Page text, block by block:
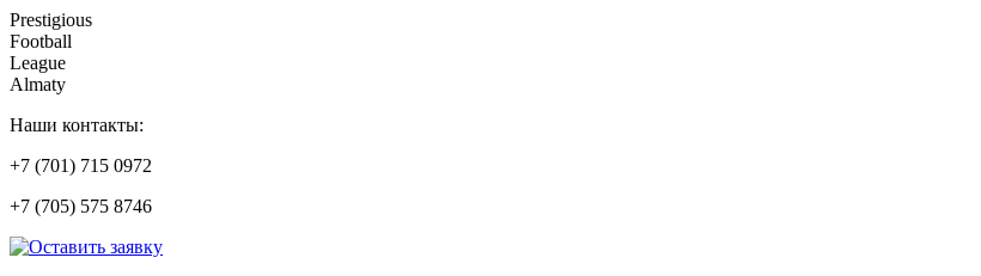
Prestigious
Football
League
Almaty
Наши контакты:
+7 (701) 715 0972
+7 (705) 575 8746